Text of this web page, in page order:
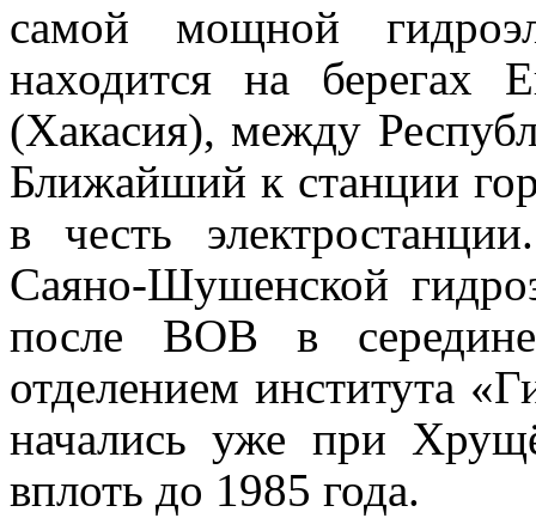
самой мощной
находится на берегах
(Хакасия),между
Ближайший к станции
в честь
Саяно-Шушенской
после ВОВ в
отделением института
начались уже при
вплоть до 1985 года.